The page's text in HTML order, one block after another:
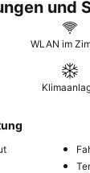
und
WLAN im